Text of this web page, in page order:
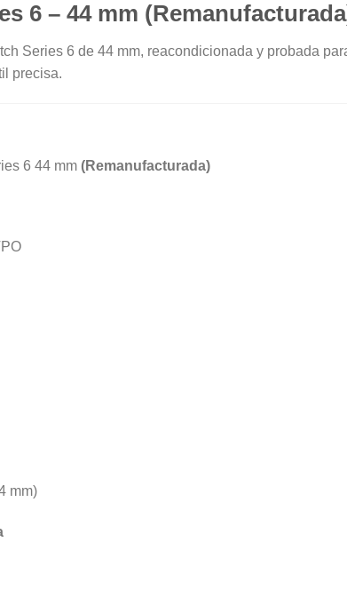
6 – 44 mm
Series 6 de 44 mm, reacondicionada y probada
precisa.
6 44 mm (Remanufacturada)
mm)